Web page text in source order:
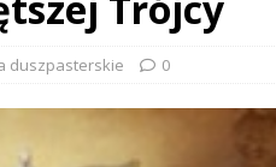
duszpasterskie 0